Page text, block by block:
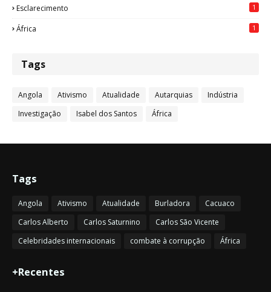
Esclarecimento 1
África 1
Tags
Angola Ativismo Atualidade Autarquias
Indústria
Investigação
Isabel dos Santos África
Tags
Angola Ativismo Atualidade Burladora
Cacuaco
Carlos Alberto
Carlos Saturnino
Carlos São Vicente
Celebridades internacionais
combate à corrupção África
+Recentes